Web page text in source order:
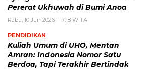
Pererat Ukhuwah di Bumi Anoa
Rabu, 10 Jun 2026 - 17:18 WITA
PENDIDIKAN
Kuliah Umum di UHO, Mentan
Amran: Indonesia Nomor Satu
Berdoa, Tapi Terakhir Bertindak